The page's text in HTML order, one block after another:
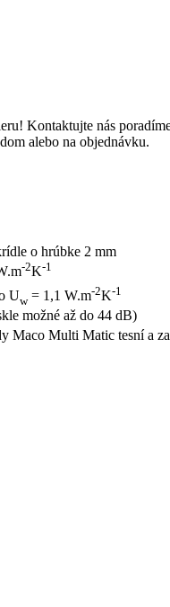
Kontaktujte nás
alebo na objednávku.
o hrúbke 2 mm
-2K-1
Uw = 1,1 W.m-2K-1
možné až do 44 dB)
Maco Multi Matic tesní a